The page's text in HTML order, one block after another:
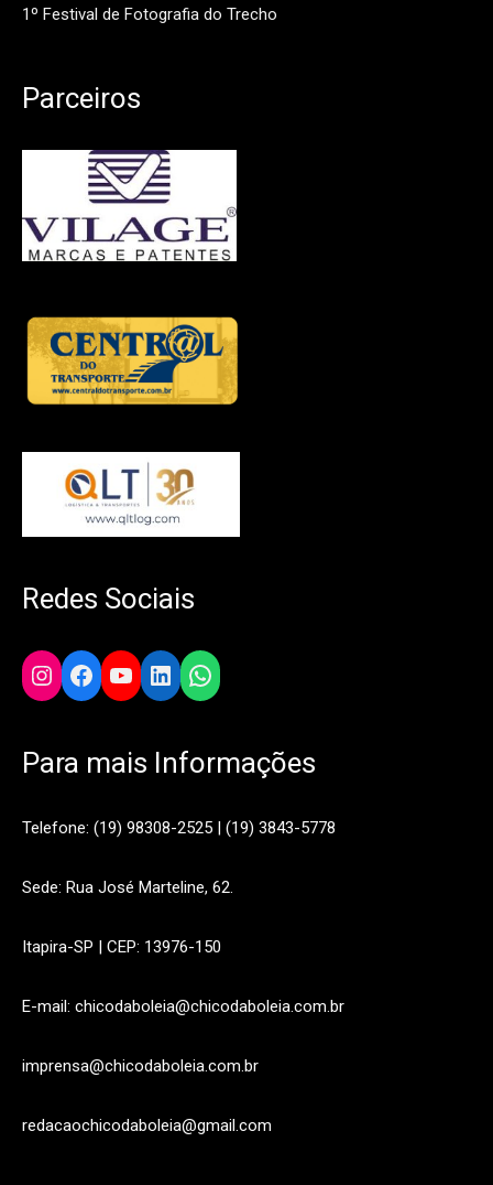
1º Festival de Fotografia do Trecho
Parceiros
Redes Sociais
Instagram
Facebook
YouTube
LinkedIn
WhatsApp
Para mais Informações
Telefone: (19) 98308-2525 | (19) 3843-5778
Sede: Rua José Marteline, 62.
Itapira-SP | CEP: 13976-150
E-mail: chicodaboleia@chicodaboleia.com.br
imprensa@chicodaboleia.com.br
redacaochicodaboleia@gmail.com